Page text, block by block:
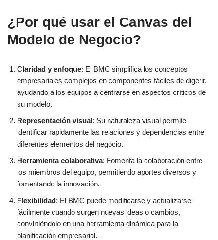
¿Por qué usar el Canvas del
Modelo de Negocio?
Claridad y enfoque: El BMC simplifica los conceptos
empresariales complejos en componentes fáciles de digerir,
ayudando a los equipos a centrarse en aspectos críticos de
su modelo.
Representación visual: Su naturaleza visual permite
identificar rápidamente las relaciones y dependencias entre
diferentes elementos del negocio.
Herramienta colaborativa: Fomenta la colaboración entre
los miembros del equipo, permitiendo aportes diversos y
fomentando la innovación.
Flexibilidad: El BMC puede modificarse y actualizarse
fácilmente cuando surgen nuevas ideas o cambios,
convirtiéndolo en una herramienta dinámica para la
planificación empresarial.